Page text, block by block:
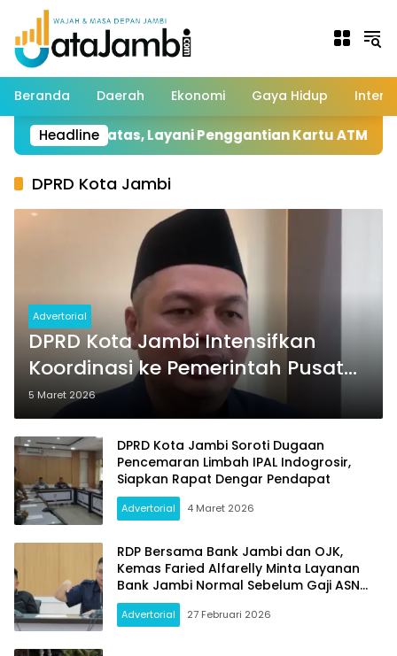
Langsung
konten
Beranda Daerah Ekonomi Gaya Hidup
HeadlineLayani Penggantian Kartu ATM dan
DPRD Kota Jambi
Advertorial
DPRD Kota Jambi Intensifkan
Koordinasi ke Pemerintah Pusat
untuk Penyelesaian Lahan Zona
Merah
5 Maret 2026
DPRD Kota Jambi Soroti Dugaan
Pencemaran Limbah IPAL Indogrosir,
Siapkan Rapat Dengar Pendapat
Advertorial 4 Maret 2026
RDP Bersama Bank Jambi dan OJK,
Kemas Faried Alfarelly Minta Layanan
Bank Jambi Normal Sebelum Gaji ASN
Cair Maret Ini
Advertorial 27 Februari 2026